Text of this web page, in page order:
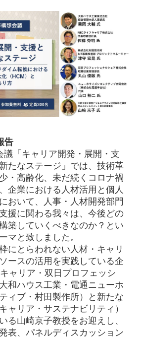
告
議「キャリア開発・展開・支
たなステージ」では、技術革
・高齢化、未だ続くコロナ禍
企業における人材活用と個人
おいて、人事・人材開発部門
援に関わる我々は、今後どの
築していくべきなのか？とい
マと致しました。
にとらわれない人材・キャリ
ースの活用を実践している企
ャリア・双日プロフェッシ
和ハウス工業・電通ニューホ
ィブ・村田製作所）と新たな
ャリア・サステナビリティ）
る山崎京子教授をお迎えし、
表、パネルディスカッション